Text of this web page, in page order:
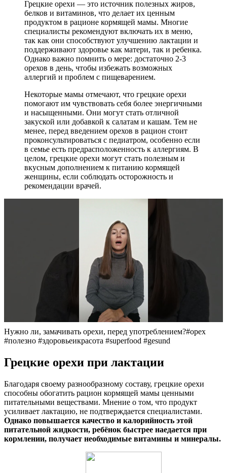
Грецкие орехи — это источник полезных жиров,
белков и витаминов, что делает их ценным
продуктом в рационе кормящей мамы. Многие
специалисты рекомендуют включать их в меню,
так как они способствуют улучшению лактации и
поддерживают здоровье как матери, так и ребенка.
Однако важно помнить о мере: достаточно 2-3
орехов в день, чтобы избежать возможных
аллергий и проблем с пищеварением.
Некоторые мамы отмечают, что грецкие орехи
помогают им чувствовать себя более энергичными
и насыщенными. Они могут стать отличной
закуской или добавкой к салатам и кашам. Тем не
менее, перед введением орехов в рацион стоит
проконсультироваться с педиатром, особенно если
в семье есть предрасположенность к аллергиям. В
целом, грецкие орехи могут стать полезным и
вкусным дополнением к питанию кормящей
женщины, если соблюдать осторожность и
рекомендации врачей.
Нужно ли, замачивать орехи, перед употреблением?#орех
#полезно #здоровьеикрасота #superfood #gesund
Грецкие орехи при лактации
Благодаря своему разнообразному составу, грецкие орехи
способны обогатить рацион кормящей мамы ценными
питательными веществами. Мнение о том, что продукт
усиливает лактацию, не подтверждается специалистами.
Однако повышается качество и калорийность этой
питательной жидкости, ребёнок быстрее наедается при
кормлении, получает необходимые витамины и минералы.